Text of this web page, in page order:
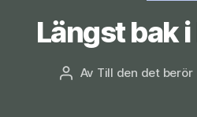
Längst bak
Inläggsförfattare
Av Till den det berör